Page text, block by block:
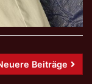
Beiträge